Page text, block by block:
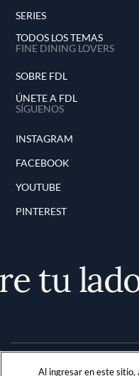
SERIES
TODOS LOS TEMAS
FINE DINING LOVERS
SOBRE FDL
ÚNETE A FDL
SÍGUENOS
INSTAGRAM
FACEBOOK
YOUTUBE
PINTEREST
tu
Al ingresar en este sitio,